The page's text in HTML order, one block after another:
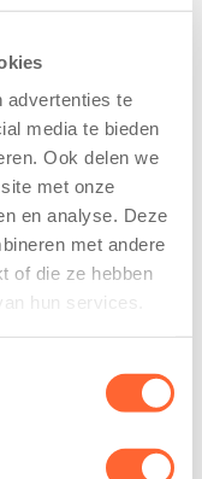
advertenties te
media te bieden
Ook delen we
met onze
en analyse. Deze
met andere
of die ze hebben
hun services.
de Mini 4
tijdens de
4 Mijl
Groningen
2026
Nederland